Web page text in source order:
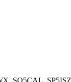
SO5CAL,